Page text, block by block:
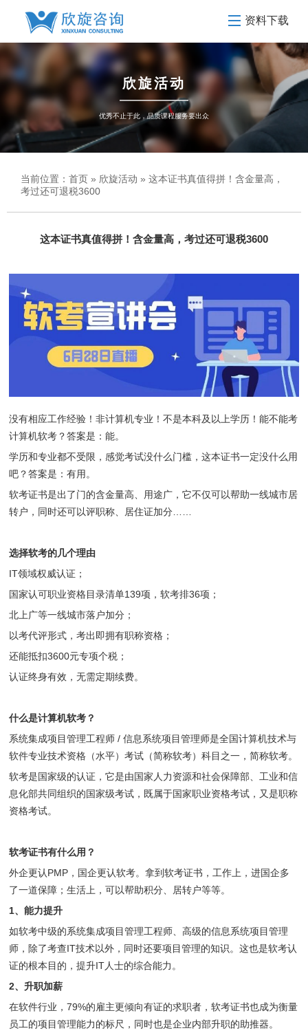
资料下载
欣旋活动
优秀不止于此，品质课程服务要出众
当前位置： 首页 » 欣旋活动 » 这本证书真值得拼！含金量高，
考过还可退税3600
这本证书真值得拼！含金量高，考过还可退税3600
没有相应工作经验！非计算机专业！不是本科及以上学历！能不能考
计算机软考？答案是：能。
学历和专业都不受限，感觉考试没什么门槛，这本证书一定没什么用
吧？答案是：有用。
软考证书是出了门的含金量高、用途广，它不仅可以帮助一线城市居
转户，同时还可以评职称、居住证加分……
选择软考的几个理由
IT领域权威认证；
国家认可职业资格目录清单139项，软考排36项；
北上广等一线城市落户加分；
以考代评形式，考出即拥有职称资格；
还能抵扣3600元专项个税；
认证终身有效，无需定期续费。
什么是计算机软考？
系统集成项目管理工程师 / 信息系统项目管理师是全国计算机技术与
软件专业技术资格（水平）考试（简称软考）科目之一，简称软考。
软考是国家级的认证，它是由国家人力资源和社会保障部、工业和信
息化部共同组织的国家级考试，既属于国家职业资格考试，又是职称
资格考试。
软考证书有什么用？
外企更认PMP，国企更认软考。拿到软考证书，工作上，进国企多
了一道保障；生活上，可以帮助积分、居转户等等。
1、能力提升
如软考中级的系统集成项目管理工程师、高级的信息系统项目管理
师，除了考查IT技术以外，同时还要项目管理的知识。这也是软考认
证的根本目的，提升IT人士的综合能力。
2、升职加薪
在软件行业，79%的雇主更倾向有证的求职者，软考证书也成为衡量
员工的项目管理能力的标尺，同时也是企业内部升职的助推器。